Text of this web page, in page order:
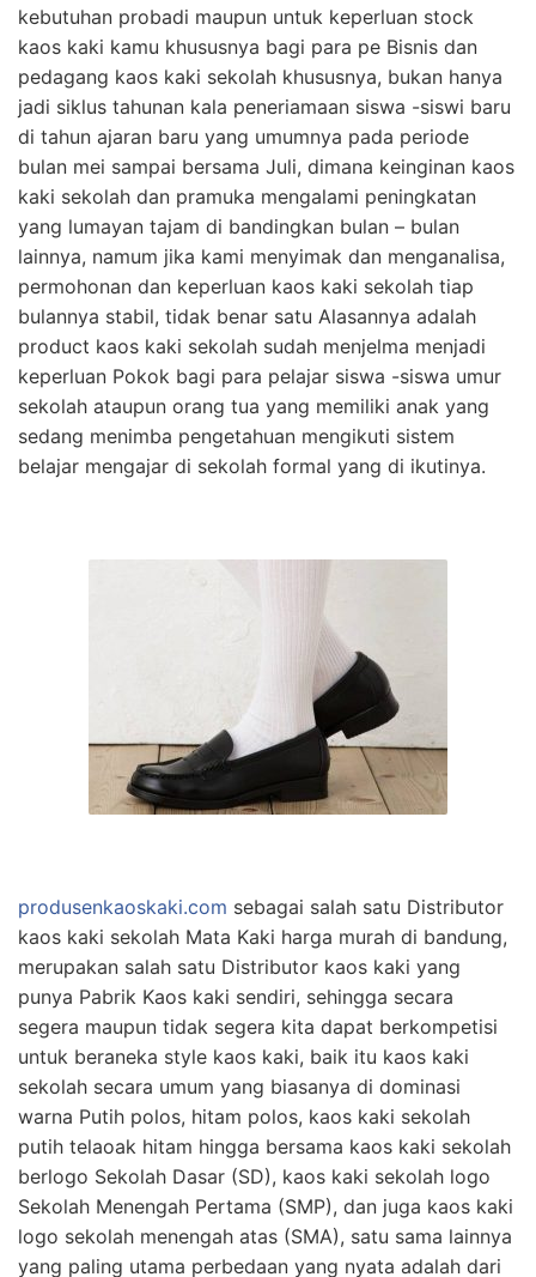
kebutuhan probadi maupun untuk keperluan stock
kaos kaki kamu khususnya bagi para pe Bisnis dan
pedagang kaos kaki sekolah khususnya, bukan hanya
jadi siklus tahunan kala peneriamaan siswa -siswi baru
di tahun ajaran baru yang umumnya pada periode
bulan mei sampai bersama Juli, dimana keinginan kaos
kaki sekolah dan pramuka mengalami peningkatan
yang lumayan tajam di bandingkan bulan – bulan
lainnya, namum jika kami menyimak dan menganalisa,
permohonan dan keperluan kaos kaki sekolah tiap
bulannya stabil, tidak benar satu Alasannya adalah
product kaos kaki sekolah sudah menjelma menjadi
keperluan Pokok bagi para pelajar siswa -siswa umur
sekolah ataupun orang tua yang memiliki anak yang
sedang menimba pengetahuan mengikuti sistem
belajar mengajar di sekolah formal yang di ikutinya.
produsenkaoskaki.com sebagai salah satu Distributor
kaos kaki sekolah Mata Kaki harga murah di bandung,
merupakan salah satu Distributor kaos kaki yang
punya Pabrik Kaos kaki sendiri, sehingga secara
segera maupun tidak segera kita dapat berkompetisi
untuk beraneka style kaos kaki, baik itu kaos kaki
sekolah secara umum yang biasanya di dominasi
warna Putih polos, hitam polos, kaos kaki sekolah
putih telaoak hitam hingga bersama kaos kaki sekolah
berlogo Sekolah Dasar (SD), kaos kaki sekolah logo
Sekolah Menengah Pertama (SMP), dan juga kaos kaki
logo sekolah menengah atas (SMA), satu sama lainnya
yang paling utama perbedaan yang nyata adalah dari